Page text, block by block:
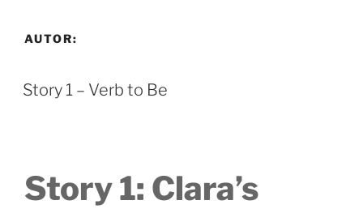
contenido
AUTOR:
Story 1 – Verb to Be
Story 1: Clara’s